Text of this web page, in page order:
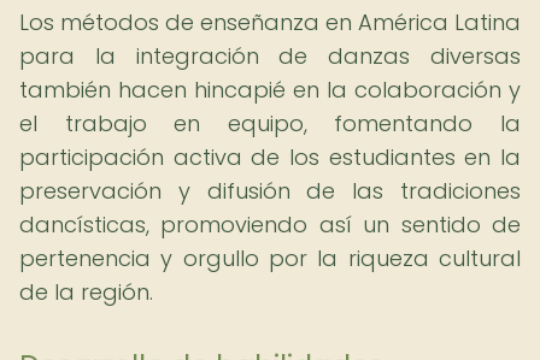
Los métodos de enseñanza en América Latina
para la integración de danzas diversas
también hacen hincapié en la colaboración y
el trabajo en equipo, fomentando la
participación activa de los estudiantes en la
preservación y difusión de las tradiciones
dancísticas, promoviendo así un sentido de
pertenencia y orgullo por la riqueza cultural
de la región.